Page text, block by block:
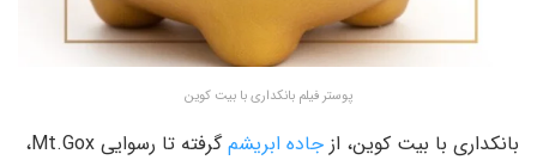
پوستر فیلم بانکداری با بیت کوین
بانکداری با بیت کوین، از جاده ابریشم
گرفته تا رسوایی Mt.Gox،